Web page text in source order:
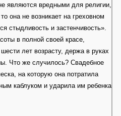
являются вредными для религии,
она не возникает на греховном
стыдливость и застенчивость».
в полной своей красе,
лет возрасту, держа в руках
Что же случилось? Свадебное
на которую она потратила
каблуком и ударила им ребенка